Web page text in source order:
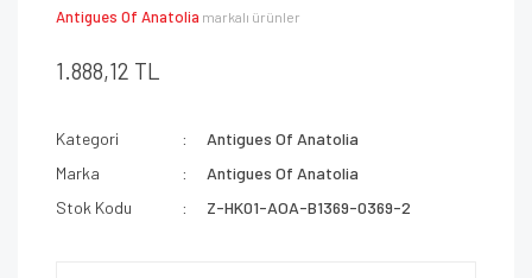
Antigues Of Anatolia markalı ürünler
1.888,12 TL
Kategori
Antigues Of Anatolia
Marka
Antigues Of Anatolia
Stok Kodu
Z-HK01-AOA-B1369-0369-2